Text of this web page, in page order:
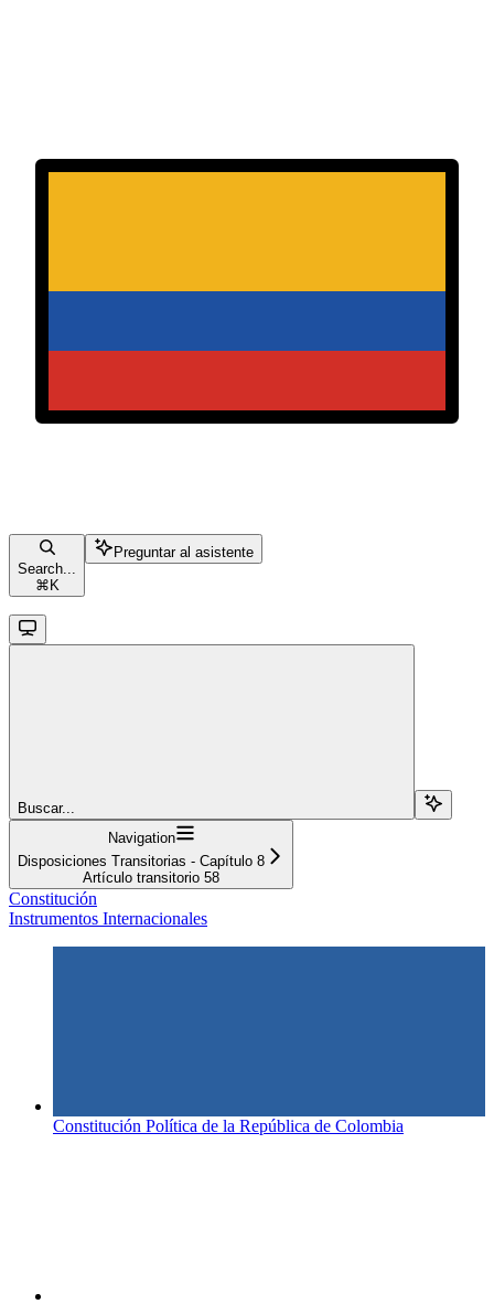
Search...
⌘ K
Preguntar al asistente
Buscar...
Navigation
Disposiciones Transitorias - Capítulo 8
Artículo transitorio 58
Constitución
Instrumentos Internacionales
Constitución Política de la República de Colombia